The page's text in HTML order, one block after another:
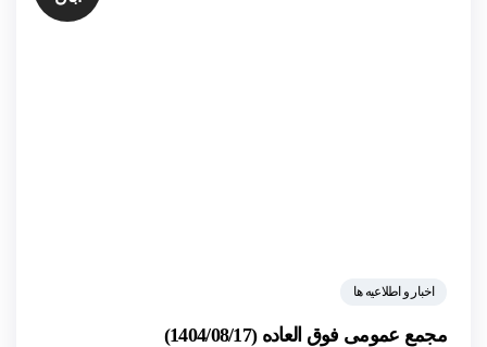
اخبار و اطلاعیه ها
مجمع عمومی فوق العاده (1404/08/17)